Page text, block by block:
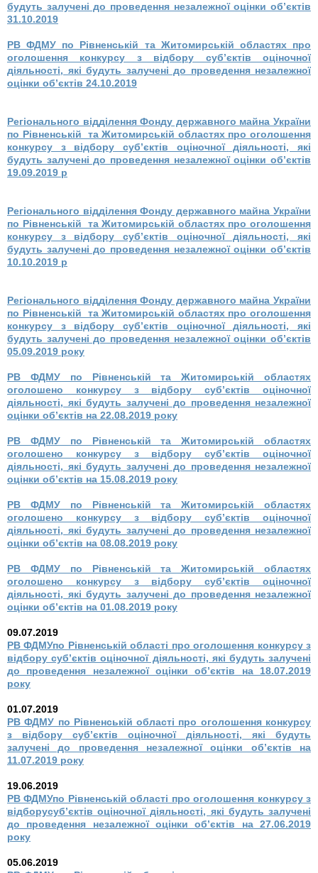
будуть залучені до проведення незалежної оцінки об’єктів
31.10.2019
РВ ФДМУ по Рівненській та Житомирській областях про
оголошення конкурсу з відбору суб’єктів оціночної
діяльності, які будуть залучені до проведення незалежної
оцінки об’єктів 24.10.2019
Регіонального відділення Фонду державного майна України
по Рівненській та Житомирській областях про оголошення
конкурсу з відбору суб’єктів оціночної діяльності, які
будуть залучені до проведення незалежної оцінки об’єктів
19.09.2019 р
Регіонального відділення Фонду державного майна України
по Рівненській та Житомирській областях про оголошення
конкурсу з відбору суб’єктів оціночної діяльності, які
будуть залучені до проведення незалежної оцінки об’єктів
10.10.2019 р
Регіонального відділення Фонду державного майна України
по Рівненській та Житомирській областях про оголошення
конкурсу з відбору суб’єктів оціночної діяльності, які
будуть залучені до проведення незалежної оцінки об’єктів
05.09.2019 року
РВ ФДМУ по Рівненській та Житомирській областях
оголошено конкурсу з відбору суб’єктів оціночної
діяльності, які будуть залучені до проведення незалежної
оцінки об’єктів на 22.08.2019 року
РВ ФДМУ по Рівненській та Житомирській областях
оголошено конкурсу з відбору суб’єктів оціночної
діяльності, які будуть залучені до проведення незалежної
оцінки об’єктів на 15.08.2019 року
РВ ФДМУ по Рівненській та Житомирській областях
оголошено конкурсу з відбору суб’єктів оціночної
діяльності, які будуть залучені до проведення незалежної
оцінки об’єктів на 08.08.2019 року
РВ ФДМУ по Рівненській та Житомирській областях
оголошено конкурсу з відбору суб’єктів оціночної
діяльності, які будуть залучені до проведення незалежної
оцінки об’єктів на 01.08.2019 року
09.07.2019
РВ ФДМУпо Рівненській області про оголошення конкурсу з
відбору суб’єктів оціночної діяльності, які будуть залучені
до проведення незалежної оцінки об’єктів на 18.07.2019
року
01.07.2019
РВ ФДМУ по Рівненській області про оголошення конкурсу
з відбору суб’єктів оціночної діяльності, які будуть
залучені до проведення незалежної оцінки об’єктів на
11.07.2019 року
19.06.2019
РВ ФДМУпо Рівненській області про оголошення конкурсу з
відборусуб’єктів оціночної діяльності, які будуть залучені
до проведення незалежної оцінки об’єктів на 27.06.2019
року
05.06.2019